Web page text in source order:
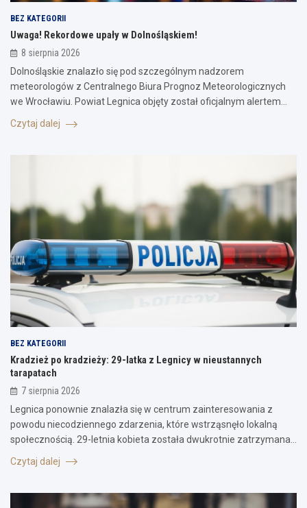
BEZ KATEGORII
Uwaga! Rekordowe upały w Dolnośląskiem!
8 sierpnia 2026
Dolnośląskie znalazło się pod szczególnym nadzorem
meteorologów z Centralnego Biura Prognoz Meteorologicznych
we Wrocławiu. Powiat Legnica objęty został oficjalnym alertem…
Czytaj dalej
BEZ KATEGORII
Kradzież po kradzieży: 29-latka z Legnicy w nieustannych
tarapatach
7 sierpnia 2026
Legnica ponownie znalazła się w centrum zainteresowania z
powodu niecodziennego zdarzenia, które wstrząsnęło lokalną
społecznością. 29-letnia kobieta została dwukrotnie zatrzymana…
Czytaj dalej